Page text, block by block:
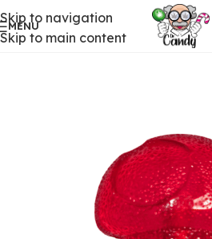
Skip to navigation
Skip to main content
MENU